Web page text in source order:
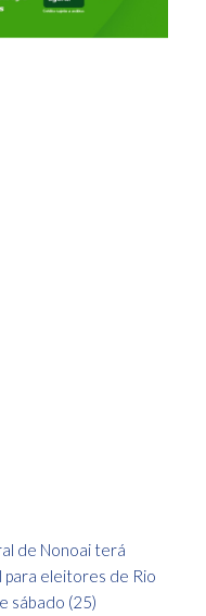
de Nonoai terá
para eleitores de Rio
sábado (25)